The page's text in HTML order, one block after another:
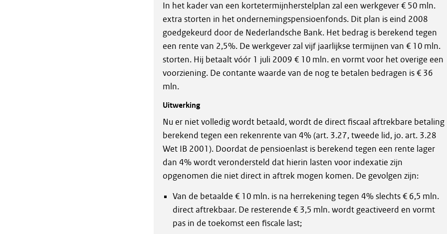
In het kader van een kortetermijnherstelplan zal een werkgever € 50 mln.
extra storten in het ondernemingspensioenfonds. Dit plan is eind 2008
goedgekeurd door de Nederlandsche Bank. Het bedrag is berekend tegen
een rente van 2,5%. De werkgever zal vijf jaarlijkse termijnen van € 10 mln.
storten. Hij betaalt vóór 1 juli 2009 € 10 mln. en vormt voor het overige een
voorziening. De contante waarde van de nog te betalen bedragen is € 36
mln.
Uitwerking
Nu er niet volledig wordt betaald, wordt de direct fiscaal aftrekbare betaling
berekend tegen een rekenrente van 4% (art. 3.27, tweede lid, jo. art. 3.28
Wet IB 2001). Doordat de pensioenlast is berekend tegen een rente lager
dan 4% wordt verondersteld dat hierin lasten voor indexatie zijn
opgenomen die niet direct in aftrek mogen komen. De gevolgen zijn:
Van de betaalde € 10 mln. is na herrekening tegen 4% slechts € 6,5 mln.
direct aftrekbaar. De resterende € 3,5 mln. wordt geactiveerd en vormt
pas in de toekomst een fiscale last;